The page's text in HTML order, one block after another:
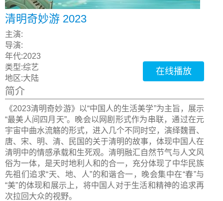
清明奇妙游 2023
主演:
导演:
年代:2023
类型:综艺
地区:大陆
在线播放
简介
《2023清明奇妙游》以“中国人的生活美学”为主旨，展示
“最美人间四月天”。晚会以网剧形式作为串联，通过在元
宇宙中曲水流觞的形式，进入几个不同时空，演绎魏晋、
唐、宋、明、清、民国的关于清明的故事，体现中国人在
清明中的情感承载和生死观。清明融汇自然节气与人文风
俗为一体，是天时地利人和的合一，充分体现了中华民族
先祖们追求“天、地、人”的和谐合一，晚会集中在“春”与
“美”的体现和展示上，将中国人对于生活和精神的追求再
次拉回大众的视野。